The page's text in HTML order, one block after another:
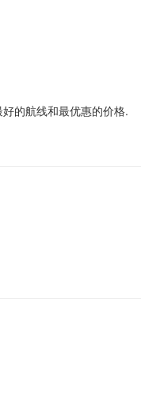
的航线和最优惠的价格.